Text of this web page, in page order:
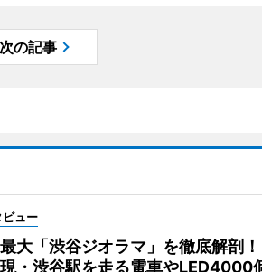
次の記事
ビュー
大「渋谷ジオラマ」を徹底解剖
・渋谷駅を走る電車や